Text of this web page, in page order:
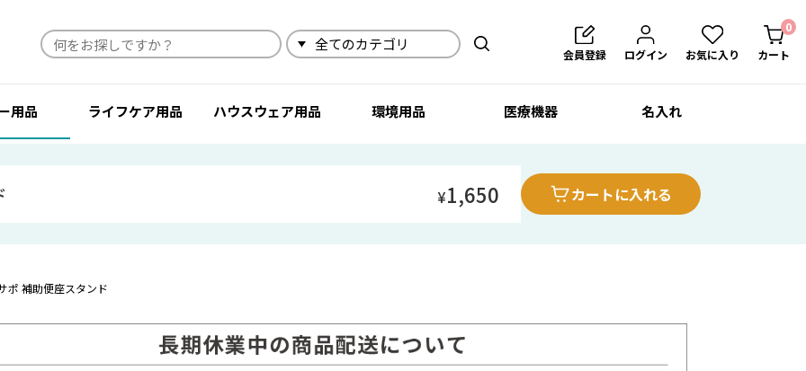
検索 会員登録 ログイン お気に入り カート
0
用品 ライフケア用品 ハウスウェア用品 環境用品 医療機器 名入れ
¥1,650 カートに入れる
ポ 補助便座スタンド